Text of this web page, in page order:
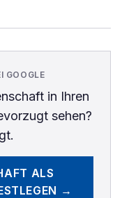
GOOGLE
in Ihren
sehen?
ALS
→